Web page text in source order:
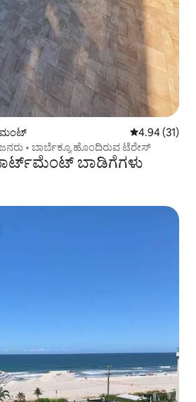
5 ರಲ್ಲಿ 4.94
4.94 (31)
• ಬಾರ್ಬೆಕ್ಯೂ ಹೊಂದಿರುವ ಟೆರೇಸ್
ಬಾಡಿಗೆಗಳು